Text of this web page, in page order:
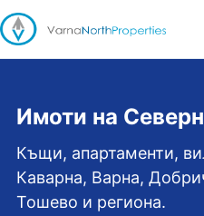
Имоти на
Къщи, апартаменти,
Каварна, Варна,
Тошево и региона.